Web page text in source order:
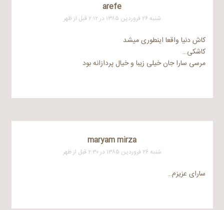
arefe
شنبه ۲۶ فروردین ۱۳۸۵ در ۲:۱۲ قبل از ظهر
کاش دنیا واقعا اینطوری میشد
کاشکی…
مرسی سارا جان خیلی زیبا و خیال پردازانه بود
maryam mirza
شنبه ۲۶ فروردین ۱۳۸۵ در ۲:۳۰ قبل از ظهر
سارای عزیزم…